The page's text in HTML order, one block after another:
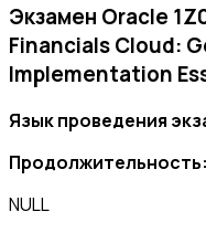
Экзамен Oracle
Financials Cloud:
Implementation
Язык проведения
Продолжительность:
NULL